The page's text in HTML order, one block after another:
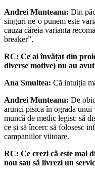
Andrei Munteanu: Din
singuri ne-o punem este
cauza căreia varianta
breaker”.
RC: Ce ai învățat din
diverse motive) nu au
Ana Smultea: Că intuiția
Andrei Munteanu: De
arunci pisica în ograda unui
muncă de medic legist: să
ce și să încerc să folosesc
campaniilor viitoare.
RC: Ce crezi că este mai
nou sau să livrezi un